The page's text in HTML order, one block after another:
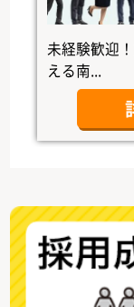
未経験歓迎
える南...